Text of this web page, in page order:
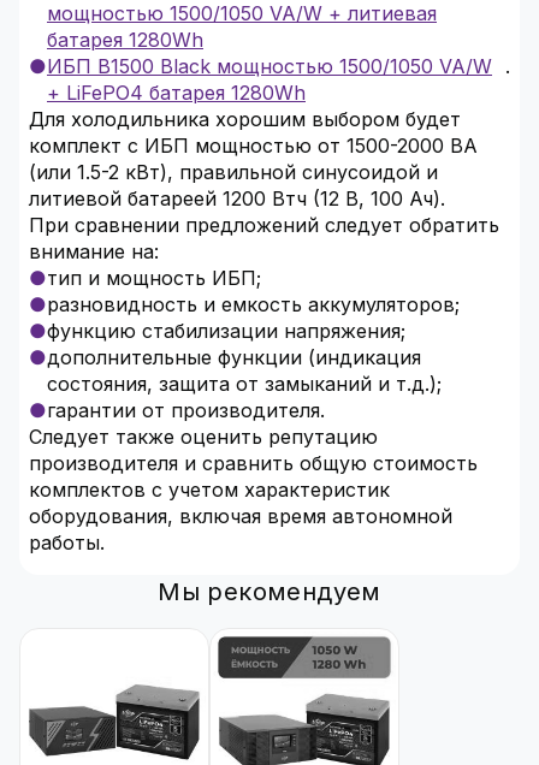
мощностью 1500/1050 VA/W + литиевая
батарея 1280Wh
ИБП B1500 Black мощностью 1500/1050 VA/W
+ LiFePO4 батарея 1280Wh
.
Для холодильника хорошим выбором будет
комплект с ИБП мощностью от 1500-2000 ВА
(или 1.5-2 кВт), правильной синусоидой и
литиевой батареей 1200 Втч (12 В, 100 Ач).
При сравнении предложений следует обратить
внимание на:
тип и мощность ИБП;
разновидность и емкость аккумуляторов;
функцию стабилизации напряжения;
дополнительные функции (индикация
состояния, защита от замыканий и т.д.);
гарантии от производителя.
Следует также оценить репутацию
производителя и сравнить общую стоимость
комплектов с учетом характеристик
оборудования, включая время автономной
работы.
Мы рекомендуем